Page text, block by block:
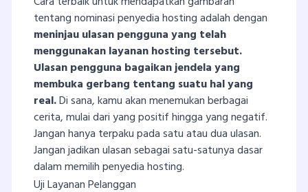
tentang nominasi penyedia hosting adalah dengan
meninjau ulasan pengguna yang telah
menggunakan layanan hosting tersebut.
Ulasan pengguna bagaikan jendela yang
membuka gerbang tentang suatu hal yang
real.Di sana, kamu akan menemukan berbagai
cerita, mulai dari yang positif hingga yang negatif.
Jangan hanya terpaku pada satu atau dua ulasan.
Jangan jadikan ulasan sebagai satu-satunya dasar
dalam memilih penyedia hosting.
Uji Layanan Pelanggan